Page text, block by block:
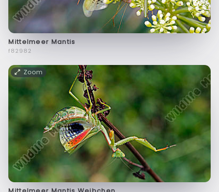
Mittelmeer Mantis
f82982
Zoom